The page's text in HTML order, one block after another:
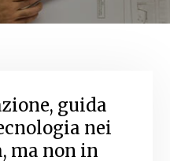
guida
nei
ma non in